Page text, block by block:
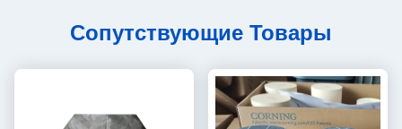
Сопутствующие Товары